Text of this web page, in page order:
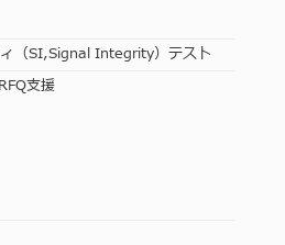
（SI,Signal Integrity）テスト
支援